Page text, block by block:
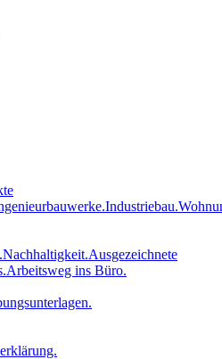
Industriebau.
Nachhaltigkeit.Ausgezeichnete
Arbeitsweg ins Büro.